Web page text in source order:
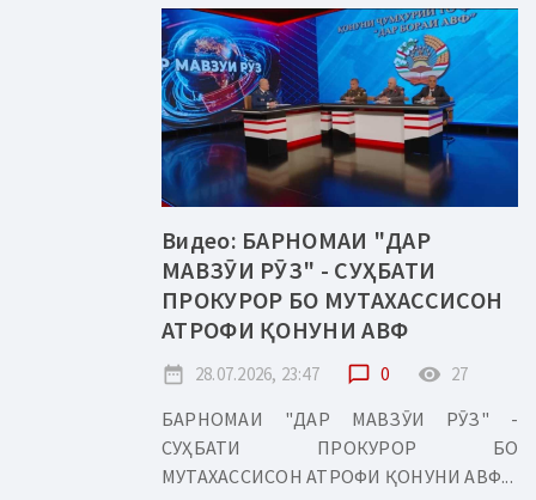
Видео: БАРНОМАИ "ДАР
МАВЗӮИ РӮЗ" - СУҲБАТИ
ПРОКУРОР БО МУТАХАССИСОН
АТРОФИ ҚОНУНИ АВФ
date_range 28.07.2026, 23:47 chat_bubble_outline 0 remove_red_eye 27
БАРНОМАИ "ДАР МАВЗӮИ РӮЗ" -
СУҲБАТИ ПРОКУРОР БО
МУТАХАССИСОН АТРОФИ ҚОНУНИ АВФ...